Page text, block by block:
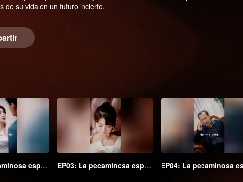
de su vida en un futuro incierto.
EP02: La pecaminosa esposa secreta del Maestro Go (Ver. Coreana) EP03: La pecaminosa esposa secreta del Maestro Go (Ver. Coreana)